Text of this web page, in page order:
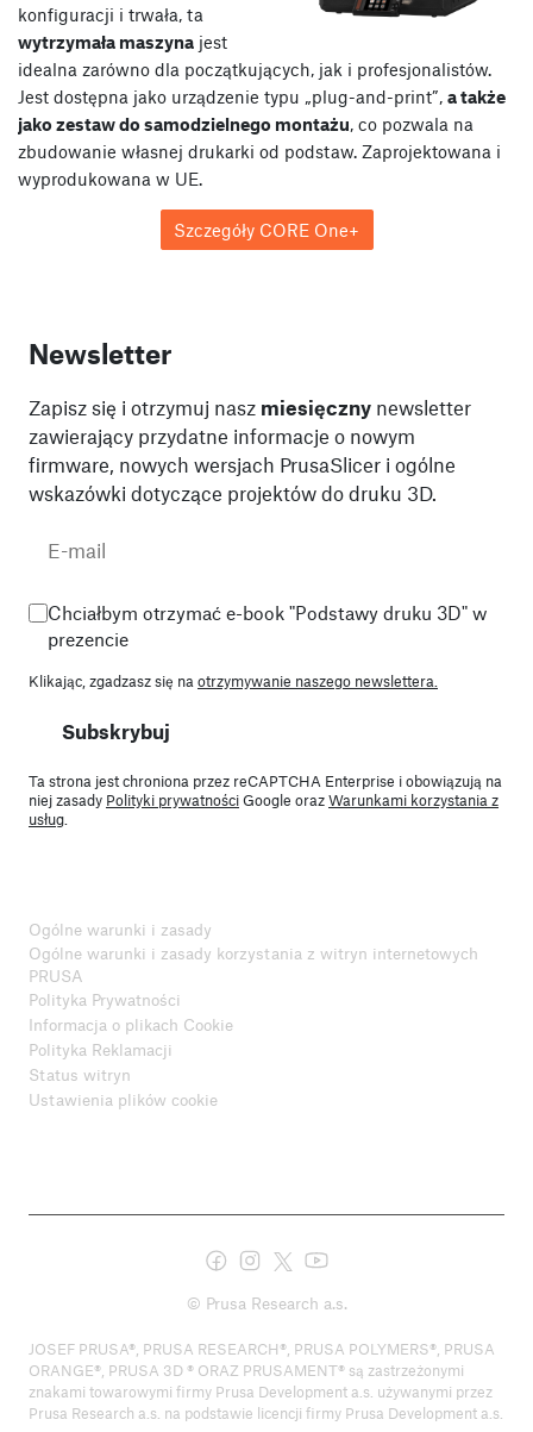
konfiguracji i trwała, ta
wytrzymała maszyna jest
idealna zarówno dla początkujących, jak i profesjonalistów.
Jest dostępna jako urządzenie typu „plug-and-print”, a także
jako zestaw do samodzielnego montażu, co pozwala na
zbudowanie własnej drukarki od podstaw. Zaprojektowana i
wyprodukowana w UE.
Szczegóły CORE One+
Newsletter
Zapisz się i otrzymuj nasz miesięczny newsletter
zawierający przydatne informacje o nowym
firmware, nowych wersjach PrusaSlicer i ogólne
wskazówki dotyczące projektów do druku 3D.
Chciałbym otrzymać e-book "Podstawy druku 3D" w
prezencie
Klikając, zgadzasz się na otrzymywanie naszego newslettera.
Subskrybuj
Ta strona jest chroniona przez reCAPTCHA Enterprise i obowiązują na
niej zasady Polityki prywatnościGoogle orazWarunkami korzystania z
usług
Ogólne warunki i zasady
Ogólne warunki i zasady korzystania z witryn internetowych
PRUSA
Polityka Prywatności
Informacja o plikach Cookie
Polityka Reklamacji
Status witryn
Ustawienia plików cookie
© Prusa Research a.s.
JOSEF PRUSA®, PRUSA RESEARCH®, PRUSA POLYMERS®, PRUSA
ORANGE®, PRUSA 3D ® ORAZ PRUSAMENT® są zastrzeżonymi
znakami towarowymi firmy Prusa Development a.s. używanymi przez
Prusa Research a.s. na podstawie licencji firmy Prusa Development a.s.